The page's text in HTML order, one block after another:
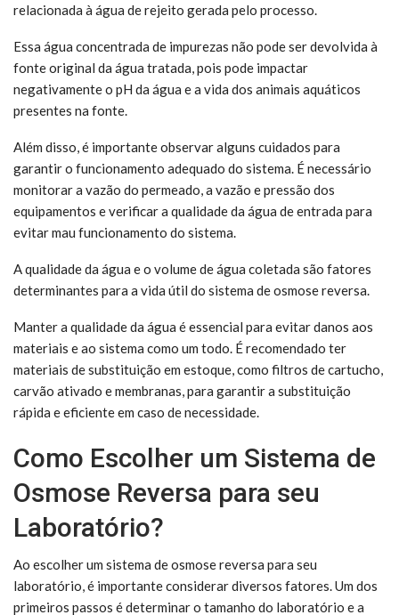
relacionada à água de rejeito gerada pelo processo.
Essa água concentrada de impurezas não pode ser devolvida à
fonte original da água tratada, pois pode impactar
negativamente o pH da água e a vida dos animais aquáticos
presentes na fonte.
Além disso, é importante observar alguns cuidados para
garantir o funcionamento adequado do sistema. É necessário
monitorar a vazão do permeado, a vazão e pressão dos
equipamentos e verificar a qualidade da água de entrada para
evitar mau funcionamento do sistema.
A qualidade da água e o volume de água coletada são fatores
determinantes para a vida útil do sistema de osmose reversa.
Manter a qualidade da água é essencial para evitar danos aos
materiais e ao sistema como um todo. É recomendado ter
materiais de substituição em estoque, como filtros de cartucho,
carvão ativado e membranas, para garantir a substituição
rápida e eficiente em caso de necessidade.
Como Escolher um Sistema de
Osmose Reversa para seu
Laboratório?
Ao escolher um sistema de osmose reversa para seu
laboratório, é importante considerar diversos fatores. Um dos
primeiros passos é determinar o tamanho do laboratório e a